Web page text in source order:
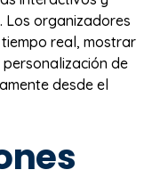
Los organizadores
real, mostrar
de
desde el